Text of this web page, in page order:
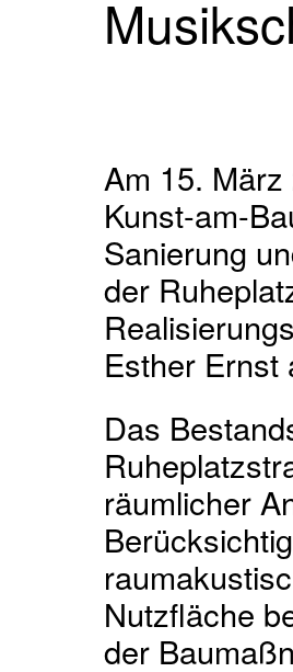
Am 15. März
Kunst-am-
Sanierung
der
Esther Ernst
Das
räumlicher
Nutzfläche
der